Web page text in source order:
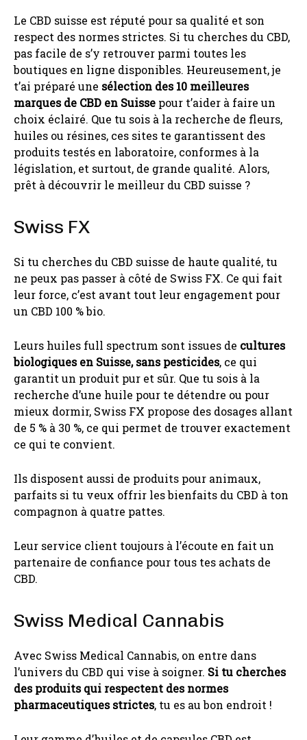
Le CBD suisse est réputé pour sa qualité et son
respect des normes strictes. Si tu cherches du CBD,
pas facile de s’y retrouver parmi toutes les
boutiques en ligne disponibles. Heureusement, je
t’ai préparé une sélection des 10 meilleures
marques de CBD en Suisse pour t’aider à faire un
choix éclairé. Que tu sois à la recherche de fleurs,
huiles ou résines, ces sites te garantissent des
produits testés en laboratoire, conformes à la
législation, et surtout, de grande qualité. Alors,
prêt à découvrir le meilleur du CBD suisse ?
Swiss FX
Si tu cherches du CBD suisse de haute qualité, tu
ne peux pas passer à côté de Swiss FX. Ce qui fait
leur force, c’est avant tout leur engagement pour
un CBD 100 % bio.
Leurs huiles full spectrum sont issues de cultures
biologiques en Suisse, sans pesticides, ce qui
garantit un produit pur et sûr. Que tu sois à la
recherche d’une huile pour te détendre ou pour
mieux dormir, Swiss FX propose des dosages allant
de 5 % à 30 %, ce qui permet de trouver exactement
ce qui te convient.
Ils disposent aussi de produits pour animaux,
parfaits si tu veux offrir les bienfaits du CBD à ton
compagnon à quatre pattes.
Leur service client toujours à l’écoute en fait un
partenaire de confiance pour tous tes achats de
CBD.
Swiss Medical Cannabis
Avec Swiss Medical Cannabis, on entre dans
l’univers du CBD qui vise à soigner. Si tu cherches
des produits qui respectent des normes
pharmaceutiques strictes, tu es au bon endroit !